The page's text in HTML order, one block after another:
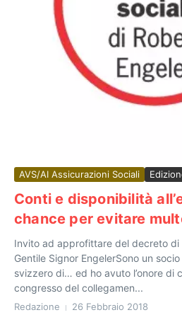
AVS/AI Assicurazioni Sociali
Conti e disponibilità
chance per evitare
Invito ad approfittare del decreto di
Gentile Signor EngelerSono un
svizzero di… ed ho avuto l’onore di
congresso del collegamen...
Redazione 26 Febbraio 2018